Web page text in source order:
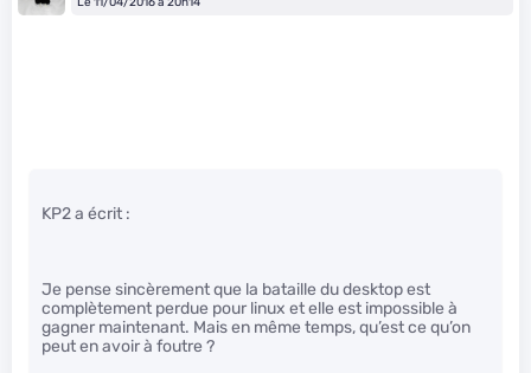
KP2 a écrit :
Je pense sincèrement que la bataille du desktop est
complètement perdue pour linux et elle est impossible à
gagner maintenant. Mais en même temps, qu’est ce qu’on
peut en avoir à foutre ?